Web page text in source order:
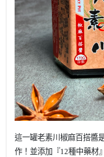
這一罐老素川椒麻百搭醬
作！並添加『12種中藥材